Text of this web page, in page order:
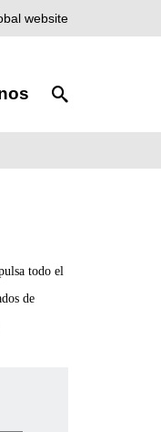
website
todo el
de